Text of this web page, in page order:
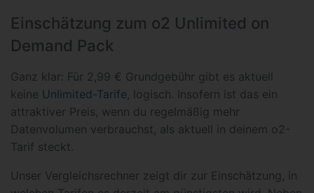
Einschätzung zum o2 Unlimited on
Demand Pack
Ganz klar: Für 2,99 € Grundgebühr gibt es aktuell
keine Unlimited-Tarife, logisch. Insofern ist das ein
attraktiver Preis, wenn du regelmäßig mehr
Datenvolumen verbrauchst, als aktuell in deinem o2-
Tarif steckt.
Unser Vergleichsrechner zeigt dir zur Einschätzung, in